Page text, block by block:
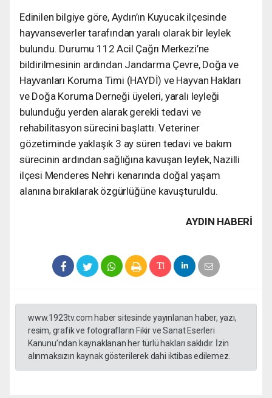
Edinilen bilgiye göre, Aydın’ın Kuyucak ilçesinde
hayvanseverler tarafından yaralı olarak bir leylek
bulundu. Durumu 112 Acil Çağrı Merkezi’ne
bildirilmesinin ardından Jandarma Çevre, Doğa ve
Hayvanları Koruma Timi (HAYDİ) ve Hayvan Hakları
ve Doğa Koruma Derneği üyeleri, yaralı leyleği
bulunduğu yerden alarak gerekli tedavi ve
rehabilitasyon sürecini başlattı. Veteriner
gözetiminde yaklaşık 3 ay süren tedavi ve bakım
sürecinin ardından sağlığına kavuşan leylek, Nazilli
ilçesi Menderes Nehri kenarında doğal yaşam
alanına bırakılarak özgürlüğüne kavuşturuldu.
AYDIN HABERİ
www.1923tv.com haber sitesinde yayınlanan haber, yazı,
resim, grafik ve fotografların Fikir ve Sanat Eserleri
Kanunu’ndan kaynaklanan her türlü hakları saklıdır. İzin
alınmaksızın kaynak gösterilerek dahi iktibas edilemez.